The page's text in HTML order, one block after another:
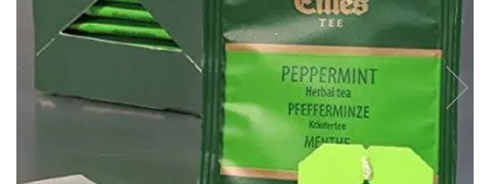
New Illuminati Files
Numerologie
Paranormal